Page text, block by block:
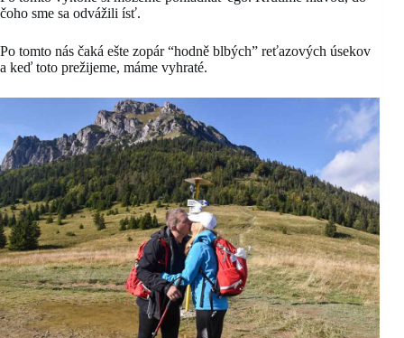
čoho sme sa odvážili ísť.
Po tomto nás čaká ešte zopár “hodně blbých” reťazových úsekov
a keď toto prežijeme, máme vyhraté.